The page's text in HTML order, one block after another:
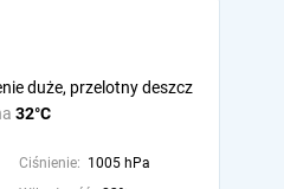
32°C
duże, przelotny deszcz
Ciśnienie: 1005 hPa